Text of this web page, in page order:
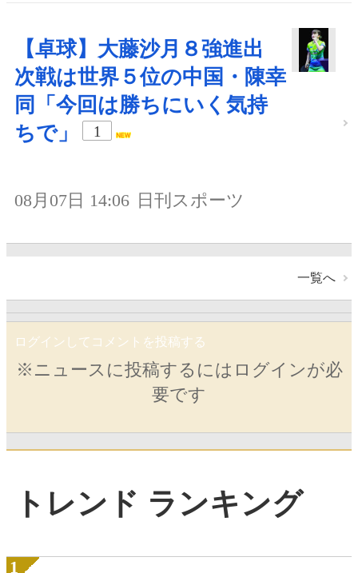
【卓球】大藤沙月８強進出
次戦は世界５位の中国・陳幸
同「今回は勝ちにいく気持
ちで」
1
08月07日 14:06 日刊スポーツ
一覧へ
ログインしてコメントを投稿する
※ニュースに投稿するにはログインが必
要です
トレンド ランキング